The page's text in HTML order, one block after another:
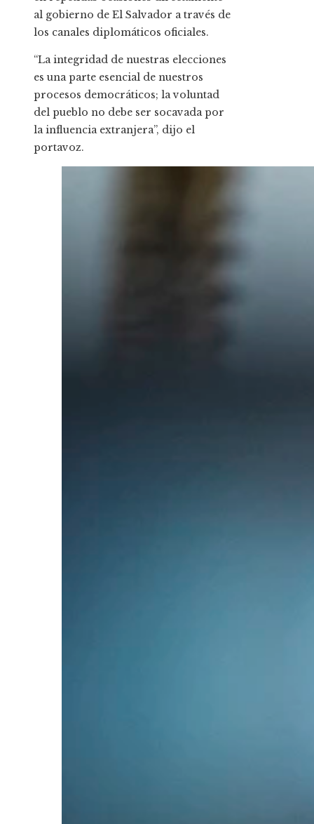
al gobierno de El Salvador a través de
los canales diplomáticos oficiales.
“La integridad de nuestras elecciones
es una parte esencial de nuestros
procesos democráticos; la voluntad
del pueblo no debe ser socavada por
la influencia extranjera”, dijo el
portavoz.